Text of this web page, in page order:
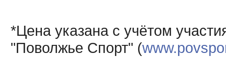
*Цена указана с учётом
"Поволжье Спорт" (